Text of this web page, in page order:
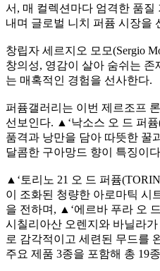
서, 매 컬렉션마다 엄격한 품
내며 글로벌 니치 퍼퓸 시장을
창립자 세르지오 모모(Sergio
창의성, 영감이 살아 숨쉬는
는 매혹적인 경험을 선사한다.
퍼퓸갤러리는 이번 제르조프
선보인다. ▲‘낙소스 오 드 퍼
품격과 낭만을 담아 따뜻한 꿀
달콤한 구아망드 향이 특징이
▲‘토리노 21 오 드 퍼퓸
이 조화된 청량한 아로마틱 시
을 전하며, ▲‘에르바 푸라 오
시칠리아산 오렌지와 바닐라
로 감각적이고 세련된 무드를
주요 제품 3종을 포함해 총 19